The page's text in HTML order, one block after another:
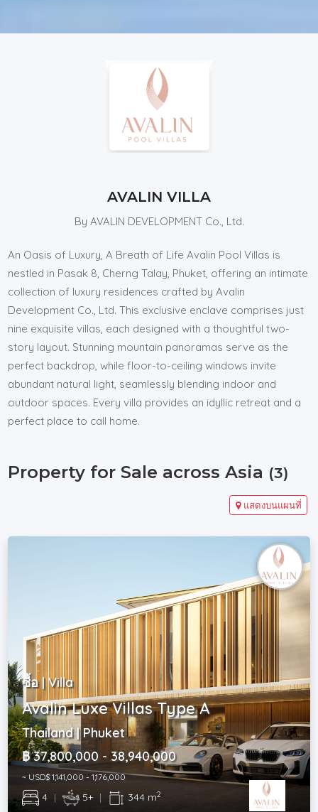
AVALIN VILLA
By AVALIN DEVELOPMENT Co., Ltd.
An Oasis of Luxury, A Breath of Life Avalin Pool Villas is
nestled in Pasak 8, Cherng Talay, Phuket, offering an intimate
collection of luxury residences crafted by Avalin
Development Co., Ltd. This exclusive enclave comprises just
nine exquisite villas, each designed with a thoughtful two-
story layout. Stunning mountain panoramas serve as the
perfect backdrop, while floor-to-ceiling windows invite
abundant natural light, seamlessly blending indoor and
outdoor spaces. Every villa provides an idyllic retreat and a
perfect place to call home.
Property for Sale across Asia (3)
แสดงบนแผนที่
ซื้อ | Villa
Avalin Luxe Villas Type A
Thailand | Phuket
฿ 37,800,000 - 38,940,000
~ USD$ 1,141,000 - 1,176,000
4 | 5+ | 344 m2